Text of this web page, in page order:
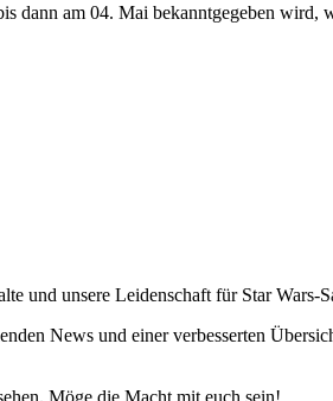
dann am 04. Mai bekanntgegeben
und unsere Leidenschaft für Star Wars-
News und einer verbesserten
Möge die Macht mit euch sein!